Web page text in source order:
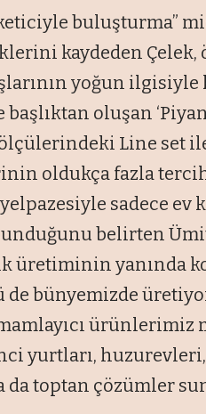
buluşturma”
kaydeden Çelek,
yoğun ilgisiyle
oluşan
Line set
oldukça fazla
sadece ev
belirten
üretiminin yanında
bünyemizde
ürünlerimiz
yurtları,
toptan çözümler